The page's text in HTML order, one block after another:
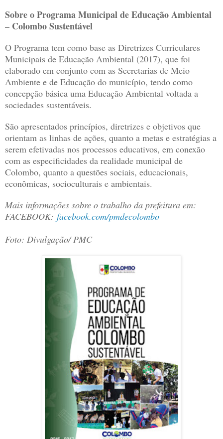
Sobre o Programa Municipal de Educação Ambiental
– Colombo Sustentável
O Programa tem como base as Diretrizes Curriculares
Municipais de Educação Ambiental (2017), que foi
elaborado em conjunto com as Secretarias de Meio
Ambiente e de Educação do município, tendo como
concepção básica uma Educação Ambiental voltada a
sociedades sustentáveis.
São apresentados princípios, diretrizes e objetivos que
orientam as linhas de ações, quanto a metas e estratégias a
serem efetivadas nos processos educativos, em conexão
com as especificidades da realidade municipal de
Colombo, quanto a questões sociais, educacionais,
econômicas, socioculturais e ambientais.
Mais informações sobre o trabalho da prefeitura em:
FACEBOOK: facebook.com/pmdecolombo
Foto: Divulgação/ PMC